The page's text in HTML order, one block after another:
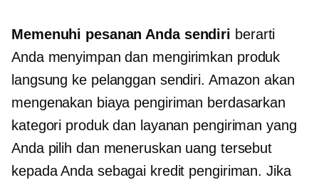
Memenuhi pesanan Anda sendiri berarti
Anda menyimpan dan mengirimkan produk
langsung ke pelanggan sendiri. Amazon akan
mengenakan biaya pengiriman berdasarkan
kategori produk dan layanan pengiriman yang
Anda pilih dan meneruskan uang tersebut
kepada Anda sebagai kredit pengiriman. Jika